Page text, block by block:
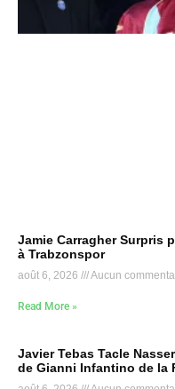
Jamie Carragher Surpris
à Trabzonspor
août 6, 2026 Aucun
Read More »
Javier Tebas Tacle
de Gianni Infantino de la